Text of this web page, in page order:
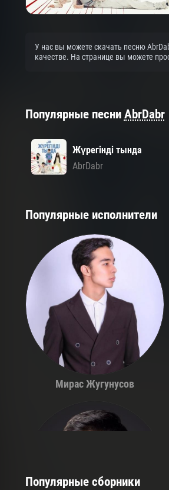
У нас вы можете скачать песню
качестве. На странице вы можете
Популярные песни AbrDabr
Жүрегінді тында
AbrDabr
Популярные исполнители
Мирас Жугунусов
Популярные сборники